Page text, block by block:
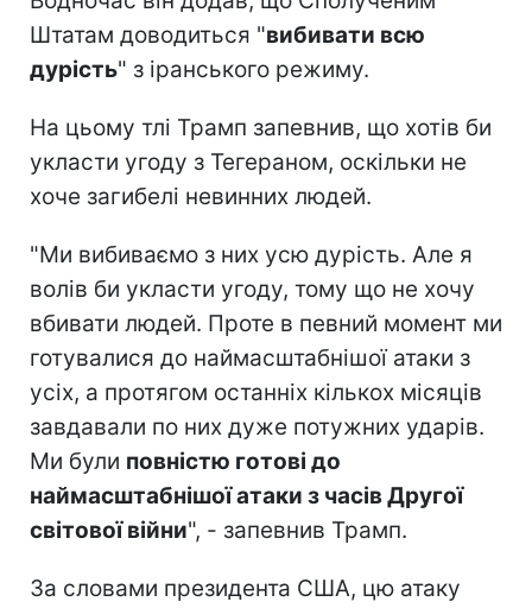
Штатам доводиться "вибивати всю
дурість" з іранського режиму.
На цьому тлі Трамп запевнив, що хотів би
укласти угоду з Тегераном, оскільки не
хоче загибелі невинних людей.
"Ми вибиваємо з них усю дурість. Але я
волів би укласти угоду, тому що не хочу
вбивати людей. Проте в певний момент ми
готувалися до наймасштабнішої атаки з
усіх, а протягом останніх кількох місяців
завдавали по них дуже потужних ударів.
Ми були повністю готові до
наймасштабнішої атаки з часів Другої
світової війни", - запевнив Трамп.
За словами президента США, цю атаку